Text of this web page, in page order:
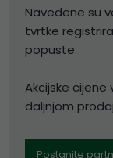
Navedene su
tvrtke
popuste.
Akcijske
daljnjom
Postanite